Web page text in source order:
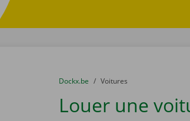
You are here:
du
Dockx.be to
Voitures
Louer une